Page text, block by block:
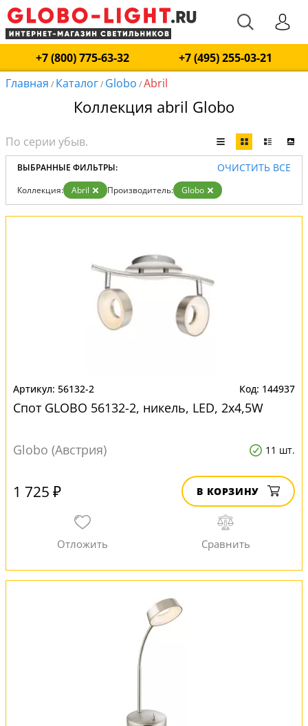
+7 (800) 775-63-32
+7 (495) 255-03-21
Главная / Каталог/ Globo /Abril
Коллекция abril Globo
ВЫБРАННЫЕ ФИЛЬТРЫ: ОЧИСТИТЬ ВСЕ
Коллекция: Abril Производитель: Globo
56132-2 144937
Спот GLOBO 56132-2, никель, LED, 2x4,5W
Globo (Австрия) 11 шт.
1 725 ₽ В КОРЗИНУ